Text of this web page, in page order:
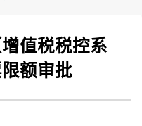
值税税控系
额审批